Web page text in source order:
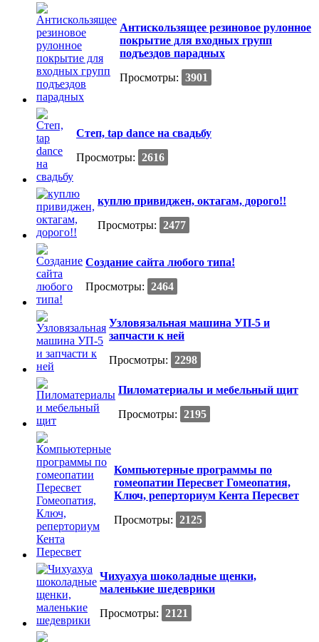
Антискользящее резиновое рулонное
покрытие для входных групп
подъездов парадных
Просмотры: 3901
Степ, tap dance на свадьбу
Просмотры: 2616
куплю привиджен, октагам, дорого!!
Просмотры: 2477
Создание сайта любого типа!
Просмотры: 2464
Узловязальная машина УП-5 и
запчасти к ней
Просмотры: 2298
Пиломатериалы и мебельный щит
Просмотры: 2195
Компьютерные программы по
гомеопатии Пересвет Гомеопатия,
Ключ, реперториум Кента Пересвет
Просмотры: 2125
Чихуахуа шоколадные щенки,
маленькие шедеврики
Просмотры: 2121